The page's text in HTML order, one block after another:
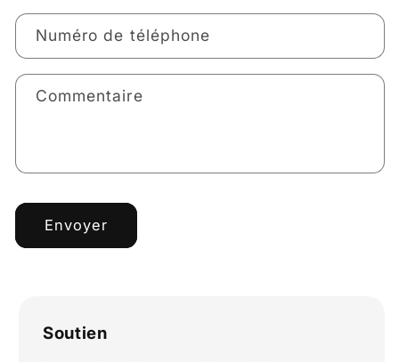
Numéro de téléphone
Commentaire
Envoyer
Soutien